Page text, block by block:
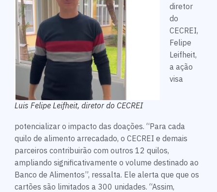
Luis Felipe Leifheit, diretor do CECREI
diretor
do
CECREI,
Felipe
Leifheit,
a ação
visa
potencializar o impacto das doações. “Para cada
quilo de alimento arrecadado, o CECREI e demais
parceiros contribuirão com outros 12 quilos,
ampliando significativamente o volume destinado ao
Banco de Alimentos”, ressalta. Ele alerta que que os
cartões são limitados a 300 unidades. “Assim,